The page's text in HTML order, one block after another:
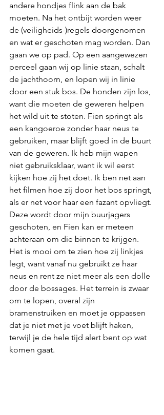
andere hondjes flink aan de bak
moeten. Na het ontbijt worden weer
de (veiligheids-)regels doorgenomen
en wat er geschoten mag worden. Dan
gaan we op pad. Op een aangewezen
perceel gaan wij op linie staan, schalt
de jachthoorn, en lopen wij in linie
door een stuk bos. De honden zijn los,
want die moeten de geweren helpen
het wild uit te stoten. Fien springt als
een kangoeroe zonder haar neus te
gebruiken, maar blijft goed in de buurt
van de geweren. Ik heb mijn wapen
niet gebruiksklaar, want ik wil eerst
kijken hoe zij het doet. Ik ben net aan
het filmen hoe zij door het bos springt,
als er net voor haar een fazant opvliegt.
Deze wordt door mijn buurjagers
geschoten, en Fien kan er meteen
achteraan om die binnen te krijgen.
Het is mooi om te zien hoe zij linkjes
legt, want vanaf nu gebruikt ze haar
neus en rent ze niet meer als een dolle
door de bossages. Het terrein is zwaar
om te lopen, overal zijn
bramenstruiken en moet je oppassen
dat je niet met je voet blijft haken,
terwijl je de hele tijd alert bent op wat
komen gaat.